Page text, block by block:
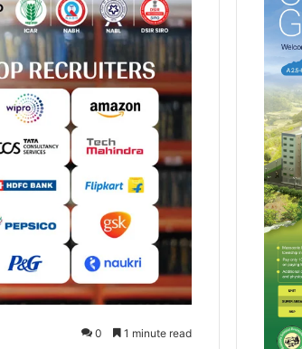
0 1 minute read